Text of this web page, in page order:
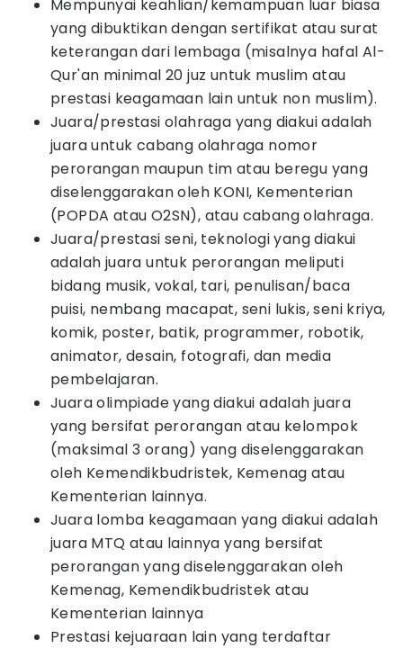
Mempunyai keahlian/kemampuan luar biasa
yang dibuktikan dengan sertifikat atau surat
keterangan dari lembaga (misalnya hafal Al-
Qur'an minimal 20 juz untuk muslim atau
prestasi keagamaan lain untuk non muslim).
Juara/prestasi olahraga yang diakui adalah
juara untuk cabang olahraga nomor
perorangan maupun tim atau beregu yang
diselenggarakan oleh KONI, Kementerian
(POPDA atau O2SN), atau cabang olahraga.
Juara/prestasi seni, teknologi yang diakui
adalah juara untuk perorangan meliputi
bidang musik, vokal, tari, penulisan/baca
puisi, nembang macapat, seni lukis, seni kriya,
komik, poster, batik, programmer, robotik,
animator, desain, fotografi, dan media
pembelajaran.
Juara olimpiade yang diakui adalah juara
yang bersifat perorangan atau kelompok
(maksimal 3 orang) yang diselenggarakan
oleh Kemendikbudristek, Kemenag atau
Kementerian lainnya.
Juara lomba keagamaan yang diakui adalah
juara MTQ atau lainnya yang bersifat
perorangan yang diselenggarakan oleh
Kemenag, Kemendikbudristek atau
Kementerian lainnya
Prestasi kejuaraan lain yang terdaftar